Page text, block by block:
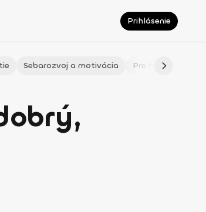
Prihlásenie
Sebarozvoj a motivácia Pre fitmaminky